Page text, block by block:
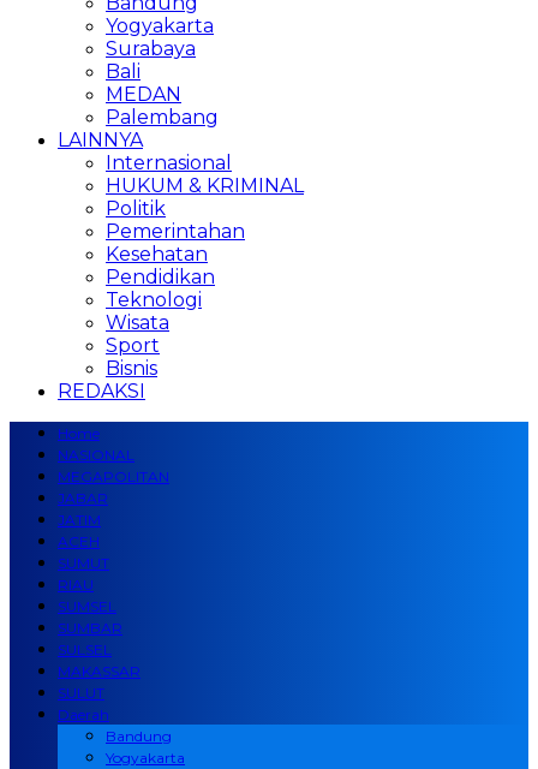
Yogyakarta
Surabaya
Bali
MEDAN
Palembang
LAINNYA
Internasional
HUKUM & KRIMINAL
Politik
Pemerintahan
Kesehatan
Pendidikan
Teknologi
Wisata
Sport
Bisnis
REDAKSI
Home
NASIONAL
MEGAPOLITAN
JABAR
JATIM
ACEH
SUMUT
RIAU
SUMSEL
SUMBAR
SULSEL
MAKASSAR
SULUT
Daerah
Bandung
Yogyakarta